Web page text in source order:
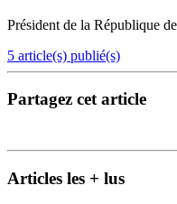
Président de la République
5 article(s) publié(s)
Partagez cet article
Articles les + lus